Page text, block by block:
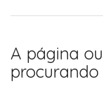
A página